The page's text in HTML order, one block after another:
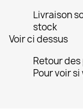
Livraison
stock
Voir ci dessus
Retour
Pour voir